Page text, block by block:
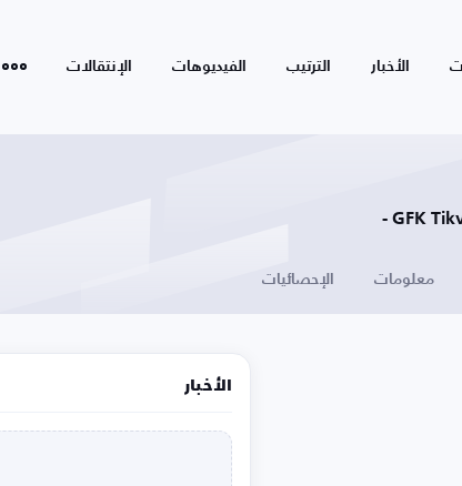
الأخبار الترتيب الفيديوهات الإنتقالات
GFK
معلومات الإحصائيات
الأخبار